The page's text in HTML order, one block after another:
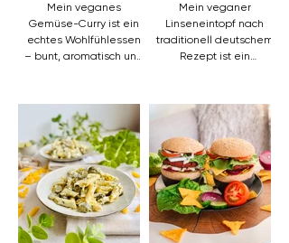
Mein veganes
Gemüse-Curry ist ein
echtes Wohlfühlessen
– bunt, aromatisch und
trifft auf zarte
Kichererbsen, umhüllt
von einer würzigen
Kokosmilchsoße mit
feiner orientalischer
Note. Zusammen mit
lockerem Basmatireis
und einem Topping
aus Sesam entsteht
Mein veganer
Linseneintopf nach
traditionell deutschem
Rezept ist ein
pflanzlichen Proteinen.